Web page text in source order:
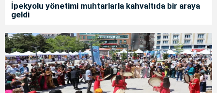
İpekyolu yönetimi muhtarlarla kahvaltıda bir araya
geldi